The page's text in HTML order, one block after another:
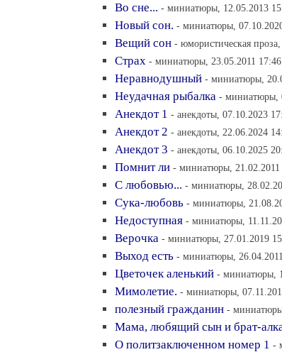
Во сне... - миниатюры, 12.05.2013
Новый сон. - миниатюры,
Вещий сон - юмористическая
Страх - миниатюры, 23.05.2011 17:46
Неравнодушный - миниатюры,
Неудачная рыбалка - миниатюры,
Анекдот 1 - анекдоты, 07.10.2023
Анекдот 2 - анекдоты, 22.06.2024
Анекдот 3 - анекдоты, 06.10.2025
Помнит ли - миниатюры, 21.02.2011
С любовью... - миниатюры,
Сука-любовь - миниатюры,
Недоступная - миниатюры,
Верочка - миниатюры, 27.01.2019
Выход есть - миниатюры,
Цветочек аленький - миниатюры,
Мимолетие. - миниатюры,
полезный гражданин -
Мама, любящий сын и брат-
О политзаключенном номер 1 -